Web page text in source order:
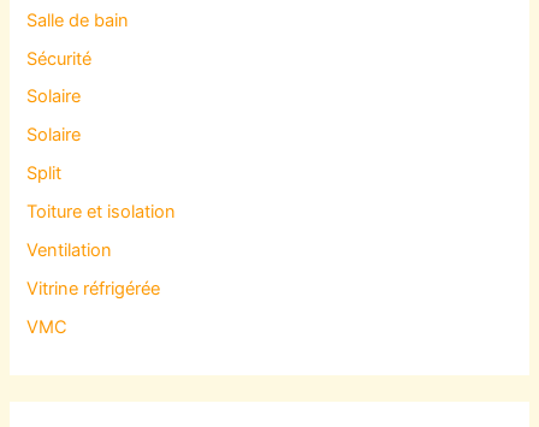
Salle de bain
Sécurité
Solaire
Solaire
Split
Toiture et isolation
Ventilation
Vitrine réfrigérée
VMC